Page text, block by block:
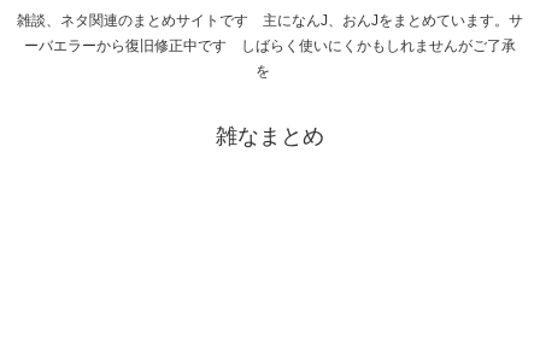
雑談、ネタ関連のまとめサイトです 主になんJ、おんJをまとめています。サ
ーバエラーから復旧修正中です しばらく使いにくかもしれませんがご了承
を
雑なまとめ